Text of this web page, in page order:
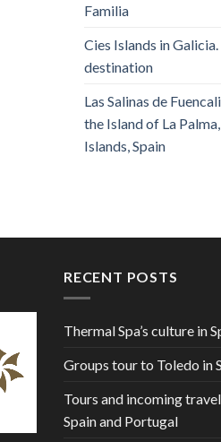
Familia
Cies Islands in
destination
Las Salinas de
the Island of La
Islands, Spain
RECENT POSTS
Thermal Spa’s culture in
Groups tour to Toledo in
Tours and incoming
Spain and Portugal